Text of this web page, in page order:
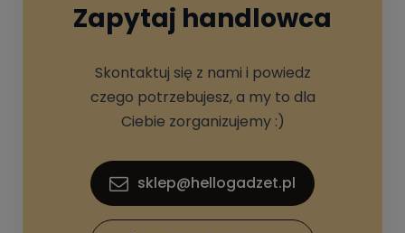
Zapytaj handlowca
Skontaktuj się z nami i powiedz
czego potrzebujesz, a my to dla
Ciebie zorganizujemy :)
sklep@hellogadzet.pl